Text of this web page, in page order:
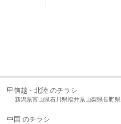
甲信越・北陸 のチラシ
新潟県富山県石川県福井県山梨県長野県
中国 のチラシ